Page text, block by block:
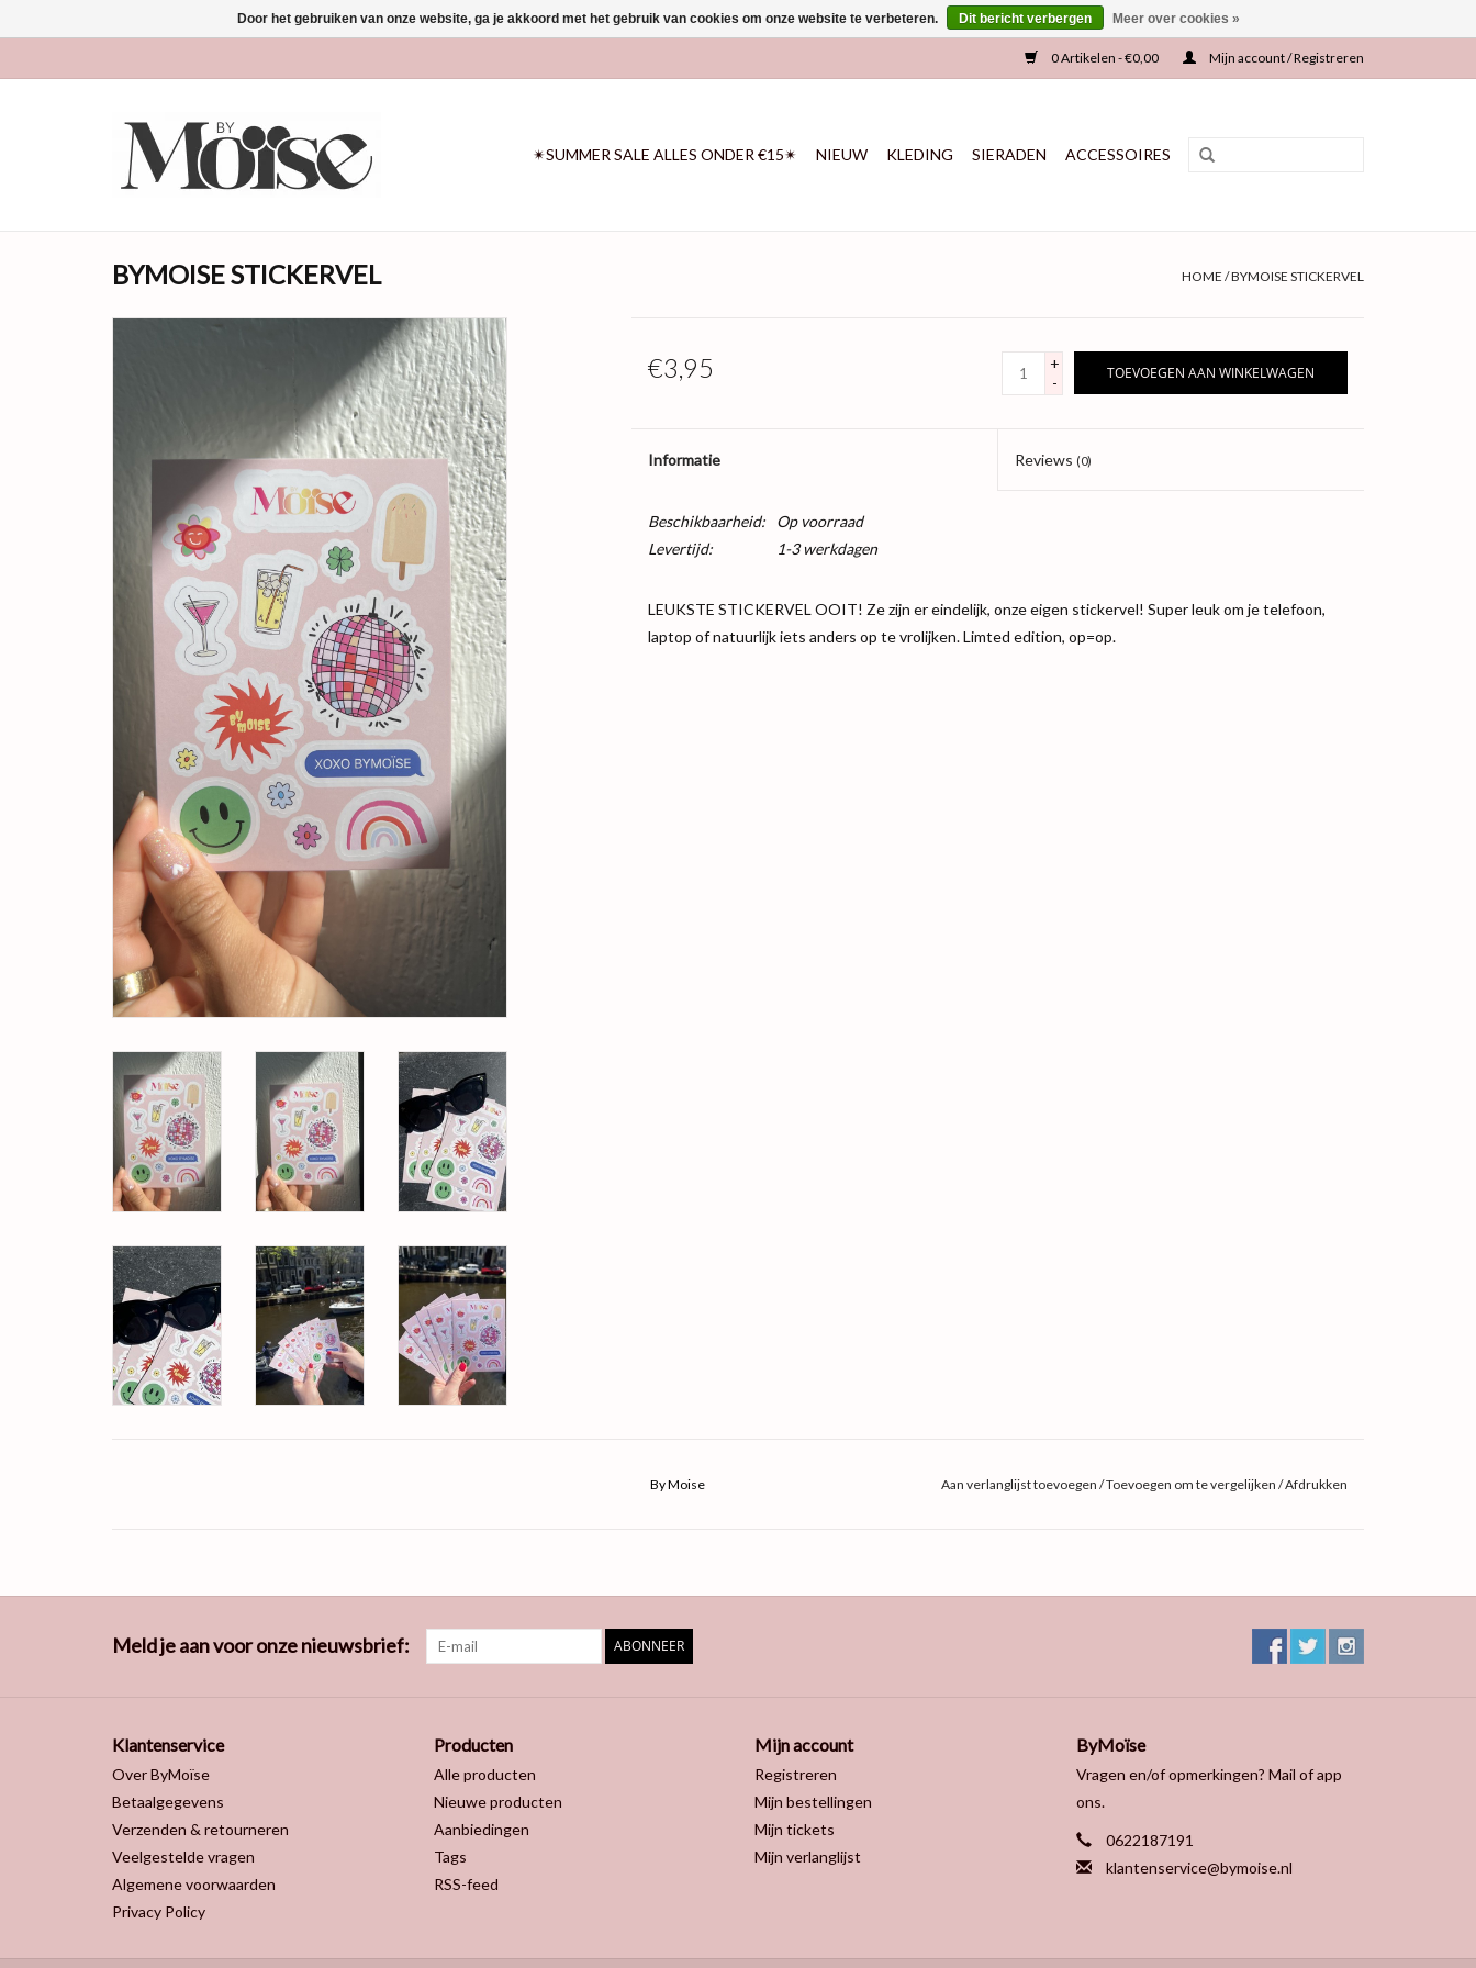
0 Artikelen - €0,00 Mijn account / Registreren
✴SUMMER SALE ALLES ONDER €15✴ NIEUW KLEDING SIERADEN ACCESSOIRES
BYMOISE STICKERVEL HOME /BYMOISE STICKERVEL
€3,95
+
-
TOEVOEGEN AAN WINKELWAGEN
Informatie Reviews (0)
Beschikbaarheid:
Op voorraad
Levertijd:
1-3 werkdagen
LEUKSTE STICKERVEL OOIT! Ze zijn er eindelijk, onze eigen stickervel! Super leuk om je telefoon,
laptop of natuurlijk iets anders op te vrolijken. Limted edition, op=op.
By Moise Aan verlanglijst toevoegen /Toevoegen om te vergelijken /Afdrukken
Meld je aan voor onze nieuwsbrief: ABONNEER
Klantenservice
Over ByMoïse
Betaalgegevens
Verzenden & retourneren
Veelgestelde vragen
Algemene voorwaarden
Privacy Policy
Producten
Alle producten
Nieuwe producten
Aanbiedingen
Tags
RSS-feed
Mijn account
Registreren
Mijn bestellingen
Mijn tickets
Mijn verlanglijst
ByMoïse
Vragen en/of opmerkingen? Mail of app
ons.
0622187191
klantenservice@bymoise.nl
Door het gebruiken van onze website, ga je akkoord met het gebruik van cookies om onze website te verbeteren. Dit bericht verbergen Meer over cookies »